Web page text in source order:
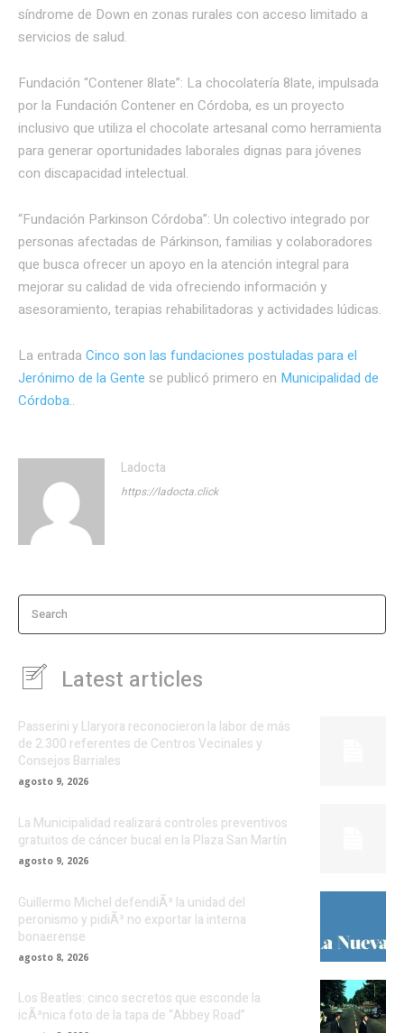
síndrome de Down en zonas rurales con acceso limitado a
servicios de salud.
Fundación “Contener 8late”: La chocolatería 8late, impulsada
por la Fundación Contener en Córdoba, es un proyecto
inclusivo que utiliza el chocolate artesanal como herramienta
para generar oportunidades laborales dignas para jóvenes
con discapacidad intelectual.
“Fundación Parkinson Córdoba”: Un colectivo integrado por
personas afectadas de Párkinson, familias y colaboradores
que busca ofrecer un apoyo en la atención integral para
mejorar su calidad de vida ofreciendo información y
asesoramiento, terapias rehabilitadoras y actividades lúdicas.
La entrada Cinco son las fundaciones postuladas para el
Jerónimo de la Gente se publicó primero en Municipalidad de
Córdoba..
Ladocta
https://ladocta.click
Search
Latest articles
Passerini y Llaryora reconocieron la labor de más
de 2.300 referentes de Centros Vecinales y
Consejos Barriales
agosto 9, 2026
La Municipalidad realizará controles preventivos
gratuitos de cáncer bucal en la Plaza San Martín
agosto 9, 2026
Guillermo Michel defendiÃ³ la unidad del
peronismo y pidiÃ³ no exportar la interna
bonaerense
agosto 8, 2026
Los Beatles: cinco secretos que esconde la
icÃ³nica foto de la tapa de “Abbey Road”